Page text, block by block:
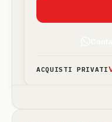
ACQUISTI PRIVATI